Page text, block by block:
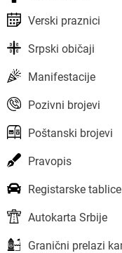
Verski praznici
Srpski običaji
Manifestacije
Pozivni brojevi
Poštanski brojevi
Pravopis
Registarske tablice
Autokarta Srbije
Granični prelazi